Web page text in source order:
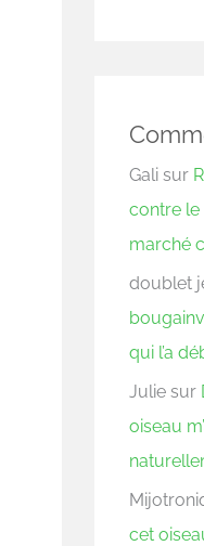
Gali sur
contre le
marché
doublet
qui l’a
Julie sur
oiseau
cet